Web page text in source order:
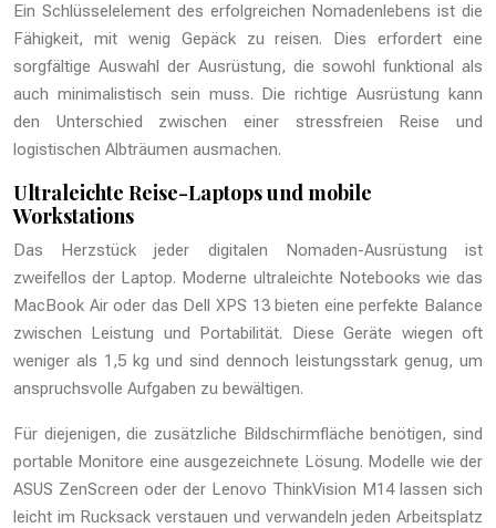
Ein Schlüsselelement des erfolgreichen Nomadenlebens ist die
Fähigkeit, mit wenig Gepäck zu reisen. Dies erfordert eine
sorgfältige Auswahl der Ausrüstung, die sowohl funktional als
auch minimalistisch sein muss. Die richtige Ausrüstung kann
den Unterschied zwischen einer stressfreien Reise und
logistischen Albträumen ausmachen.
Ultraleichte Reise-Laptops und mobile
Workstations
Das Herzstück jeder digitalen Nomaden-Ausrüstung ist
zweifellos der Laptop. Moderne ultraleichte Notebooks wie das
MacBook Air oder das Dell XPS 13 bieten eine perfekte Balance
zwischen Leistung und Portabilität. Diese Geräte wiegen oft
weniger als 1,5 kg und sind dennoch leistungsstark genug, um
anspruchsvolle Aufgaben zu bewältigen.
Für diejenigen, die zusätzliche Bildschirmfläche benötigen, sind
portable Monitore eine ausgezeichnete Lösung. Modelle wie der
ASUS ZenScreen oder der Lenovo ThinkVision M14 lassen sich
leicht im Rucksack verstauen und verwandeln jeden Arbeitsplatz